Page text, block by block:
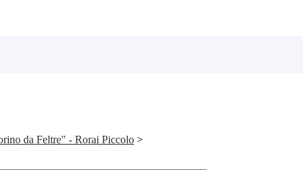
da Feltre" - Rorai Piccolo >